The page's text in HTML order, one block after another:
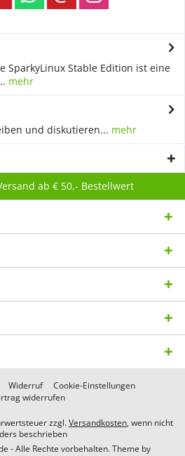
SparkyLinux Stable Edition ist eine
mehr
und diskutieren... mehr
ab € 50,- Bestellwert
Widerruf
Cookie-Einstellungen
widerrufen
zzgl.Versandkosten, wenn nicht
beschrieben
- Alle Rechte vorbehalten. Theme by